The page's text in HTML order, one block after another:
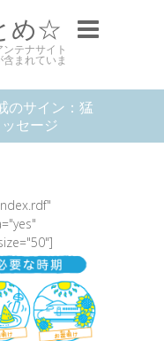
め☆
テナサイト
まれていま
のサイン：猛
セージ